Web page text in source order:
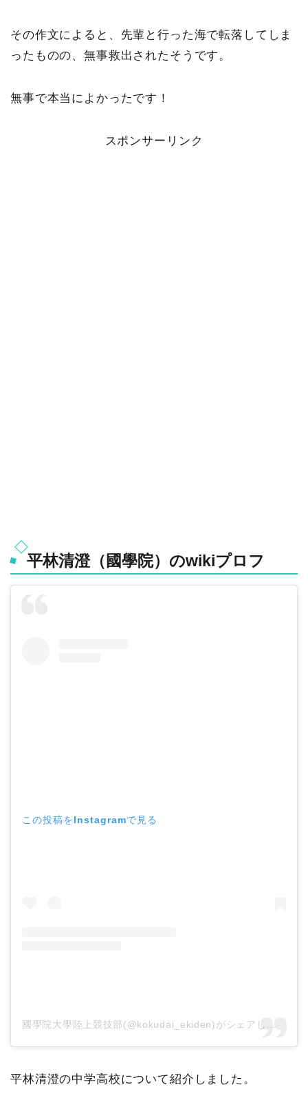
その作文によると、先輩と行った海で転落してしま
ったものの、無事救出されたそうです。
無事で本当によかったです！
スポンサーリンク
平林清澄（國學院）のwikiプロフ
この投稿をInstagramで見る
平林清澄の中学高校について紹介しました。